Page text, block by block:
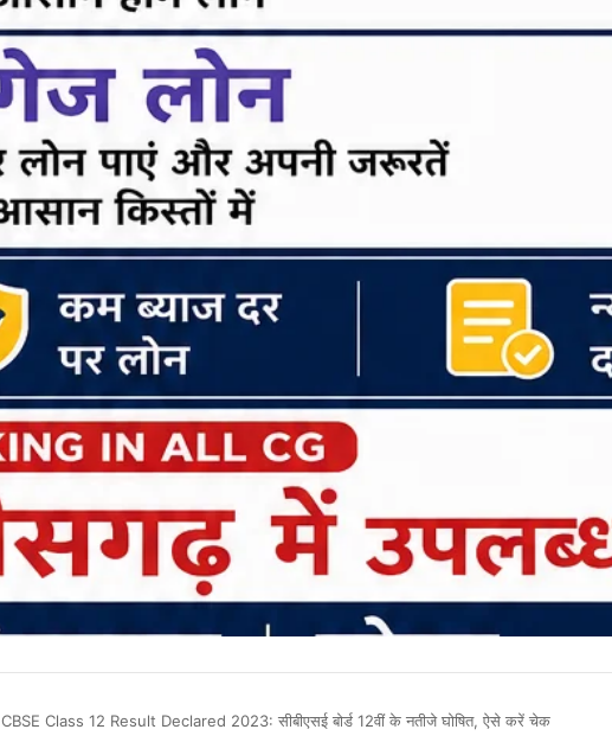
CBSE Class 12 Result Declared 2023: सीबीएसई बोर्ड 12वीं के नतीजे घोषित, ऐसे करें चेक